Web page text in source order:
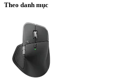
Theo danh mục